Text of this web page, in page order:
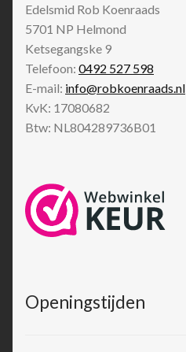
Edelsmid Rob Koenraads
5701 NP Helmond
Ketsegangske 9
Telefoon: 0492 527 598
E-mail: info@robkoenraads.nl
KvK: 17080682
Btw: NL804289736B01
Openingstijden